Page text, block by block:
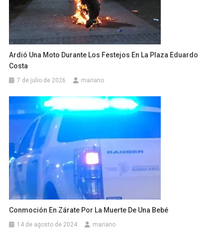
Ardió Una Moto Durante Los Festejos En La Plaza Eduardo
Costa
7 de julio de 2026 mariano
Conmoción En Zárate Por La Muerte De Una Bebé
14 de agosto de 2024 mariano